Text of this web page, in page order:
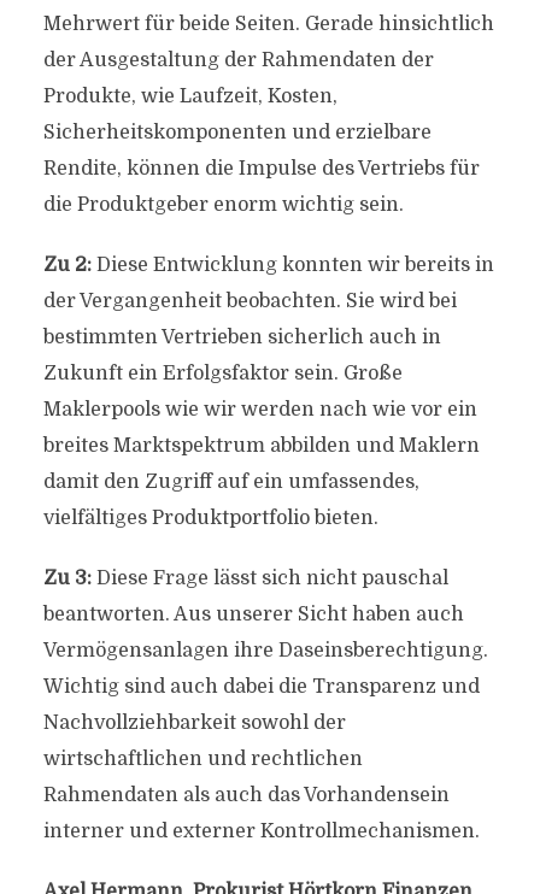
Mehrwert für beide Seiten. Gerade hinsichtlich
der Ausgestaltung der Rahmendaten der
Produkte, wie Laufzeit, Kosten,
Sicherheitskomponenten und erzielbare
Rendite, können die Impulse des Vertriebs für
die Produktgeber enorm wichtig sein.
Zu 2: Diese Entwicklung konnten wir bereits in
der Vergangenheit beobachten. Sie wird bei
bestimmten Vertrieben sicherlich auch in
Zukunft ein Erfolgsfaktor sein. Große
Maklerpools wie wir werden nach wie vor ein
breites Marktspektrum abbilden und Maklern
damit den Zugriff auf ein umfassendes,
vielfältiges Produktportfolio bieten.
Zu 3:Diese Frage lässt sich nicht pauschal
beantworten. Aus unserer Sicht haben auch
Vermögensanlagen ihre Daseinsberechtigung.
Wichtig sind auch dabei die Transparenz und
Nachvollziehbarkeit sowohl der
wirtschaftlichen und rechtlichen
Rahmendaten als auch das Vorhandensein
interner und externer Kontrollmechanismen.